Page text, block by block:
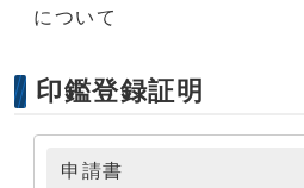
について
印鑑登録証明
申請書